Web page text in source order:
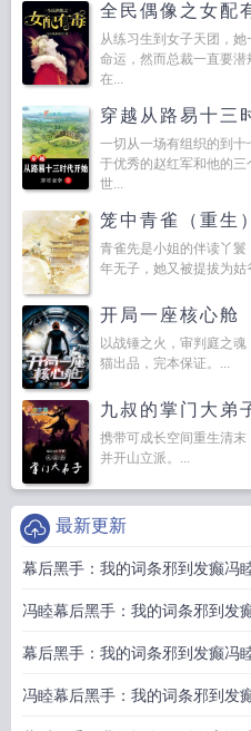
全民偶像之女配
从练习生到女子天团，
命运，然而总裁一直要
在...
穿越从路易十三
一切从一场有组织的到
于优秀的赵红军和他的
世...
笼中青雀（重生）
青雀先是小姐的伴读丫
年无子，她又被提拔为
开局一座核心舱
以战锤之火，审判庭之
猫出品，完本保证。...
九叔的掌门大弟
携带可成长空间重生清末
并开山立派。...
最新更新
幕后黑手：我的词条邪到发癫冯
冯睦幕后黑手：我的词条邪到发
幕后黑手：我的词条邪到发癫冯
冯睦幕后黑手：我的词条邪到发